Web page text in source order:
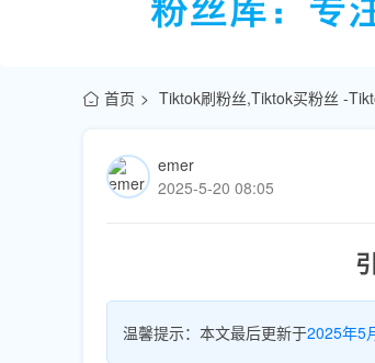
首页 Tiktok刷粉丝,Tiktok买粉丝 -
emer
2025-5-20 08:05
温馨提示：本文最后更新于2025年5